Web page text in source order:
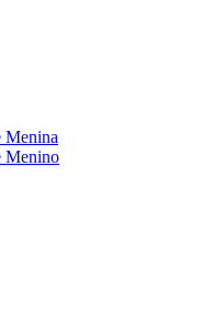
Menina
Menino